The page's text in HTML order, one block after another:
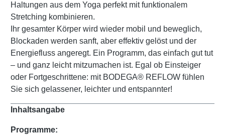
Haltungen aus dem Yoga perfekt mit funktionalem
Stretching kombinieren.
Ihr gesamter Körper wird wieder mobil und beweglich,
Blockaden werden sanft, aber effektiv gelöst und der
Energiefluss angeregt. Ein Programm, das einfach gut tut
– und ganz leicht mitzumachen ist. Egal ob Einsteiger
oder Fortgeschrittene: mit BODEGA® REFLOW fühlen
Sie sich gelassener, leichter und entspannter!
Inhaltsangabe
Programme: